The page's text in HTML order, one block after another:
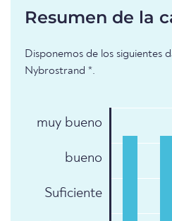
Resumen de la
Disponemos de los siguientes
Nybrostrand *.
muy bueno
bueno
Suficiente